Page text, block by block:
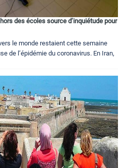
des écoles source d’inquiétude pour
le monde restaient cette semaine
de l’épidémie du coronavirus. En Iran,